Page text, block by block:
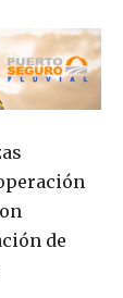
de